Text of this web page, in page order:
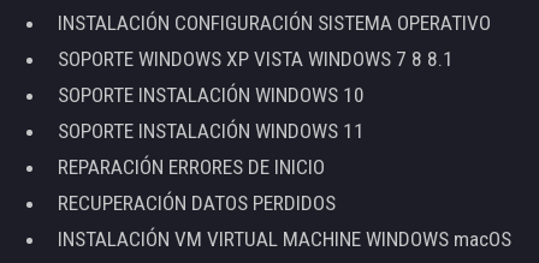
INSTALACIÓN CONFIGURACIÓN SISTEMA OPERATIVO
SOPORTE WINDOWS XP VISTA WINDOWS 7 8 8.1
SOPORTE INSTALACIÓN WINDOWS 10
SOPORTE INSTALACIÓN WINDOWS 11
REPARACIÓN ERRORES DE INICIO
RECUPERACIÓN DATOS PERDIDOS
INSTALACIÓN VM VIRTUAL MACHINE WINDOWS macOS